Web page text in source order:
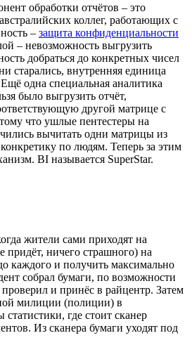
обработки отчётов – это
коллег, работающих с
– защита конфиденциальности
– невозможность выгрузить
добраться до конкретных чисел
старались, внутренняя единица
одна специальная аналитика
было выгрузить отчёт,
другой матрице с
что ушлые пентестеры на
вычитать одни матрицы из
по людям. Теперь за этим
BI называется SuperStar.
жители сами приходят на
придёт, ничего страшного) на
каждого и получить максимально
собрал бумаги, по возможности
и принёс в райцентр. Затем
милиции (полиции) в
где стоит сканер
Из сканера бумаги уходят под